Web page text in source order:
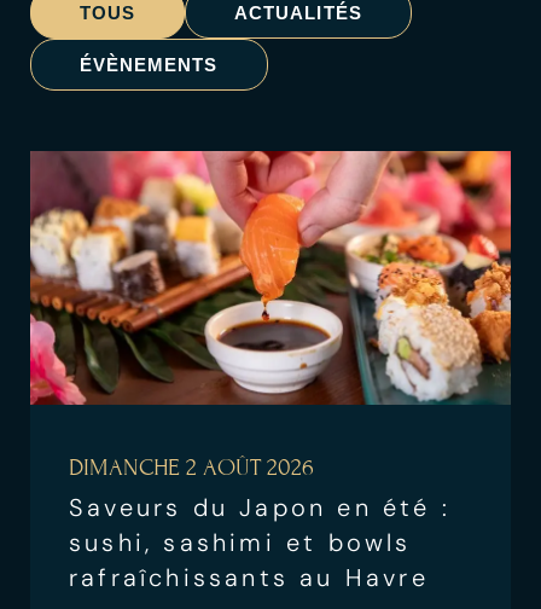
ACTUALITÉS
ÉVÈNEMENTS
TOUS
DIMANCHE 2 AOÛT 2026
Saveurs du Japon en été :
sushi, sashimi et bowls
rafraîchissants au Havre